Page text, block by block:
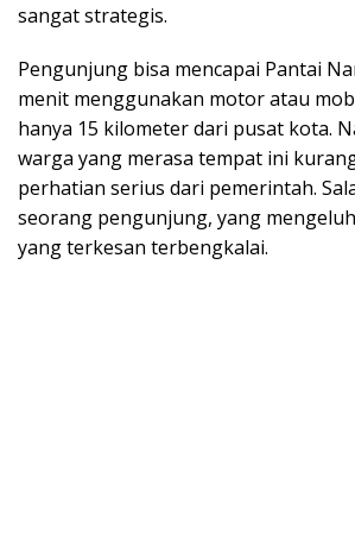
sangat strategis.
Pengunjung bisa mencapai Pantai
menit menggunakan motor atau
hanya 15 kilometer dari pusat kota.
warga yang merasa tempat ini
perhatian serius dari pemerintah.
seorang pengunjung, yang
yang terkesan terbengkalai.